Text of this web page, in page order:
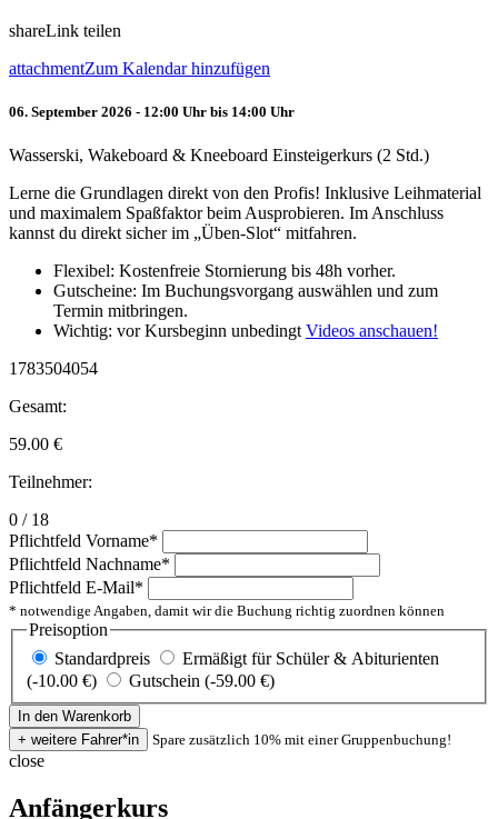
shareLink teilen
attachmentZum Kalendar hinzufügen
06. September 2026 - 12:00 Uhr bis 14:00 Uhr
Wasserski, Wakeboard & Kneeboard Einsteigerkurs (2 Std.)
Lerne die Grundlagen direkt von den Profis! Inklusive Leihmaterial
und maximalem Spaßfaktor beim Ausprobieren. Im Anschluss
kannst du direkt sicher im „Üben-Slot“ mitfahren.
Flexibel: Kostenfreie Stornierung bis 48h vorher.
Gutscheine: Im Buchungsvorgang auswählen und zum
Termin mitbringen.
Wichtig: vor Kursbeginn unbedingtVideos anschauen!
1783504054
Gesamt:
59.00 €
Teilnehmer:
0 / 18
Pflichtfeld Vorname*
Pflichtfeld Nachname*
Pflichtfeld E-Mail*
* notwendige Angaben, damit wir die Buchung richtig zuordnen können
Preisoption
Standardpreis
Ermäßigt für Schüler & Abiturienten
(-10.00 €)
Gutschein (-59.00 €)
Spare zusätzlich 10% mit einer Gruppenbuchung!
close
Anfängerkurs